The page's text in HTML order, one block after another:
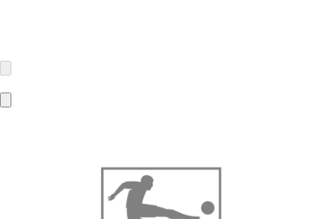
Gierlichsstraße 26
53840 Troisdorf
info@mba-solutions.de